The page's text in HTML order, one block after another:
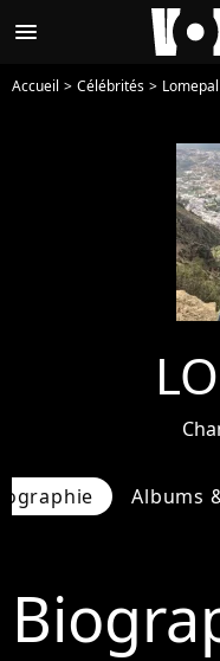
menu
Accueil Célébrités Lomepal
Albums